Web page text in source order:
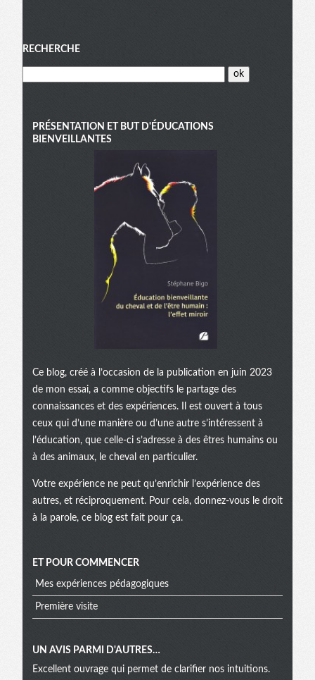
Menu
RECHERCHE
PRÉSENTATION ET BUT D'ÉDUCATIONS
BIENVEILLANTES
Ce blog, créé à l’occasion de la publication en juin 2023
de mon essai, a comme objectifs le partage des
connaissances et des expériences. Il est ouvert à tous
ceux qui d’une manière ou d’une autre s’intéressent à
l’éducation, que celle-ci s’adresse à des êtres humains ou
à des animaux, le cheval en particulier.
Votre expérience ne peut qu’enrichir l’expérience des
autres, et réciproquement. Pour cela, donnez-vous le droit
à la parole, ce blog est fait pour ça.
ET POUR COMMENCER
Mes expériences pédagogiques
Première visite
UN AVIS PARMI D'AUTRES…
Excellent ouvrage qui permet de clarifier nos intuitions.